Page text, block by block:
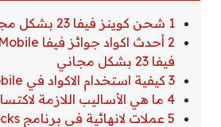
1 شحن كوينز فيفا 23 بشكل مجاني
فيفا 23 بشكل مجاني
3 كيفية استخدام الاكواد في FIFA Mobile
4 ما هي الأساليب اللازمة لاكتساب نقود فيفا مجاناً؟
5 عملات لانهائية في برنامج gametricks.